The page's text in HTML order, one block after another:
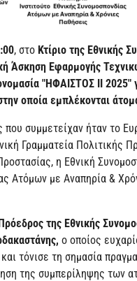
, στο Κτίριο της Εθνικής
Άσκηση Εφαρμογής
"ΗΦΑΙΣΤΟΣ ΙΙ 2025"
οποία εμπλέκονται
που συμμετείχαν ήταν το
Γραμματεία Πολιτικής
η Εθνική
Ατόμων με Αναπηρία &
της Εθνικής
ο οποίος
τόνισε τη σημασία
της συμπερίληψης των